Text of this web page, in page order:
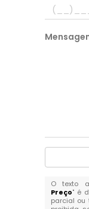
O texto
Preço" é
parcial ou